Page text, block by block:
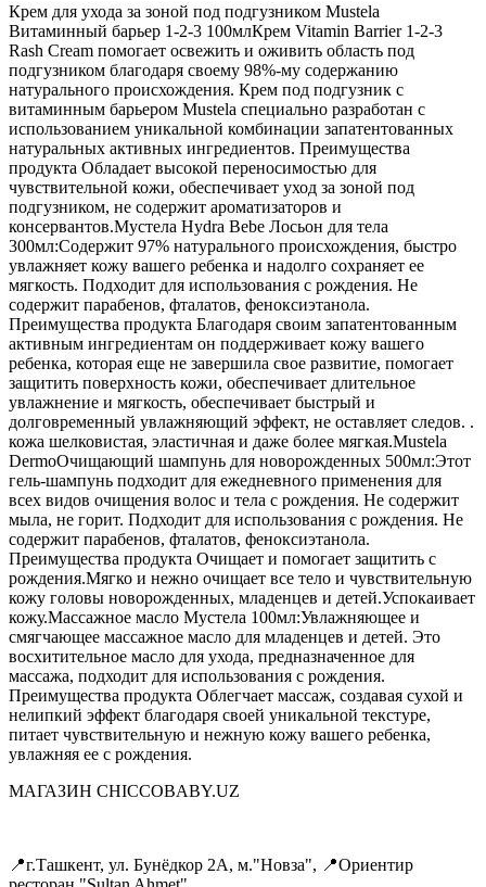
Крем для ухода за зоной под подгузником Mustela
Витаминный барьер 1-2-3 100млКрем Vitamin Barrier 1-2-3
Rash Cream помогает освежить и оживить область под
подгузником благодаря своему 98%-му содержанию
натурального происхождения. Крем под подгузник с
витаминным барьером Mustela специально разработан с
использованием уникальной комбинации запатентованных
натуральных активных ингредиентов. Преимущества
продукта Обладает высокой переносимостью для
чувствительной кожи, обеспечивает уход за зоной под
подгузником, не содержит ароматизаторов и
консервантов.Мустела Hydra Bebe Лосьон для тела
300мл:Содержит 97% натурального происхождения, быстро
увлажняет кожу вашего ребенка и надолго сохраняет ее
мягкость. Подходит для использования с рождения. Не
содержит парабенов, фталатов, феноксиэтанола.
Преимущества продукта Благодаря своим запатентованным
активным ингредиентам он поддерживает кожу вашего
ребенка, которая еще не завершила свое развитие, помогает
защитить поверхность кожи, обеспечивает длительное
увлажнение и мягкость, обеспечивает быстрый и
долговременный увлажняющий эффект, не оставляет следов. .
кожа шелковистая, эластичная и даже более мягкая.Mustela
DermoОчищающий шампунь для новорожденных 500мл:Этот
гель-шампунь подходит для ежедневного применения для
всех видов очищения волос и тела с рождения. Не содержит
мыла, не горит. Подходит для использования с рождения. Не
содержит парабенов, фталатов, феноксиэтанола.
Преимущества продукта Очищает и помогает защитить с
рождения.Мягко и нежно очищает все тело и чувствительную
кожу головы новорожденных, младенцев и детей.Успокаивает
кожу.Массажное масло Мустела 100мл:Увлажняющее и
смягчающее массажное масло для младенцев и детей. Это
восхитительное масло для ухода, предназначенное для
массажа, подходит для использования с рождения.
Преимущества продукта Облегчает массаж, создавая сухой и
нелипкий эффект благодаря своей уникальной текстуре,
питает чувствительную и нежную кожу вашего ребенка,
увлажняя ее с рождения.
МАГАЗИН CHICCOBABY.UZ
📍г.Ташкент, ул. Бунёдкор 2А, м."Новза", 📍Ориентир